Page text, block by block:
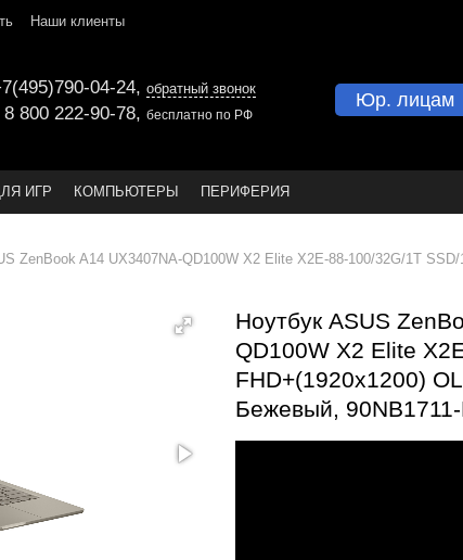
Наши клиенты
04-24, обратный звонок
8 800 222-90-78, бесплатно по РФ
Юр. лицам
ИГР КОМПЬЮТЕРЫ ПЕРИФЕРИЯ
ZenBook A14 UX3407NA-QD100W X2 Elite X2E-88-100/32G/1T
Ноутбук ASUS
QD100W X2 Elite
FHD+(1920x1200)
Бежевый,